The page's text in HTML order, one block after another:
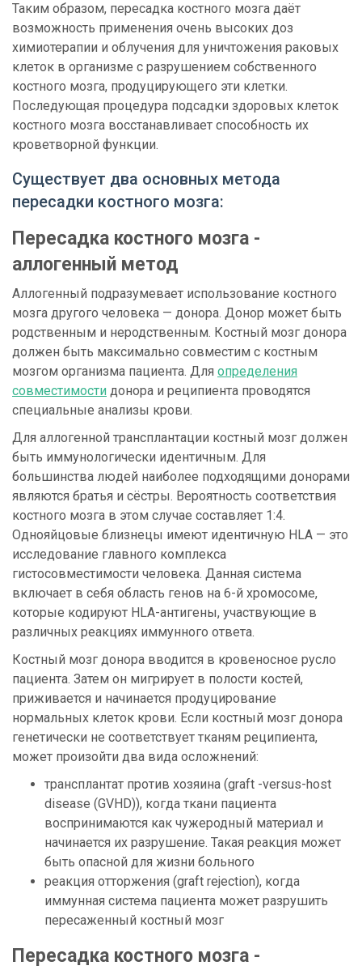
Таким образом, пересадка костного мозга даёт
возможность применения очень высоких доз
химиотерапии и облучения для уничтожения раковых
клеток в организме с разрушением собственного
костного мозга, продуцирующего эти клетки.
Последующая процедура подсадки здоровых клеток
костного мозга восстанавливает способность их
кроветворной функции.
Существует два основных метода
пересадки костного мозга:
Пересадка костного мозга -
аллогенный метод
Аллогенный подразумевает использование костного
мозга другого человека — донора. Донор может быть
родственным и неродственным. Костный мозг донора
должен быть максимально совместим с костным
мозгом организма пациента. Для определения
совместимости донора и реципиента проводятся
специальные анализы крови.
Для аллогенной трансплантации костный мозг должен
быть иммунологически идентичным. Для
большинства людей наиболее подходящими донорами
являются братья и сёстры. Вероятность соответствия
костного мозга в этом случае составляет 1:4.
Однояйцовые близнецы имеют идентичную HLA — это
исследование главного комплекса
гистосовместимости человека. Данная система
включает в себя область генов на 6-й хромосоме,
которые кодируют HLA-антигены, участвующие в
различных реакциях иммунного ответа.
Костный мозг донора вводится в кровеносное русло
пациента. Затем он мигрирует в полости костей,
приживается и начинается продуцирование
нормальных клеток крови. Если костный мозг донора
генетически не соответствует тканям реципиента,
может произойти два вида осложнений:
трансплантат против хозяина (graft -versus-host
disease (GVHD)), когда ткани пациента
воспринимаются как чужеродный материал и
начинается их разрушение. Такая реакция может
быть опасной для жизни больного
реакция отторжения (graft rejection), когда
иммунная система пациента может разрушить
пересаженный костный мозг
Пересадка костного мозга -